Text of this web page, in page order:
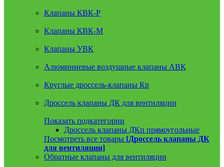
Клапаны КВК-Р
Клапаны КВК-М
Клапаны УВК
Алюминиевые воздушные клапаны АВК
Круглые дроссель-клапаны Кр
Дроссель клапаны ДК для вентиляции
Показать подкатегории
Дроссель клапаны ДКп прямоугольные
Посмотреть все товары [Дроссель клапаны ДК
для вентиляции]
Обратные клапаны для вентиляции